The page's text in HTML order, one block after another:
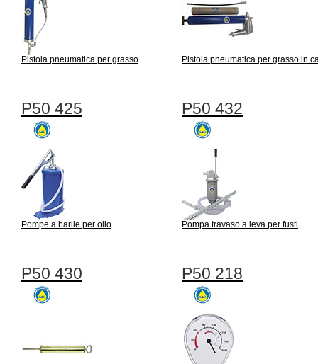
Pistola pneumatica per grasso Pistola pneumatica per grasso in
P50 425
Pompe a barile per olio
P50 432
Pompa travaso a leva per fusti
P50 430 P50 218